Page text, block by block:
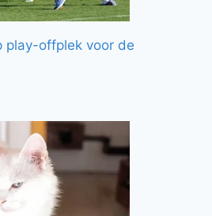
play-offplek voor de